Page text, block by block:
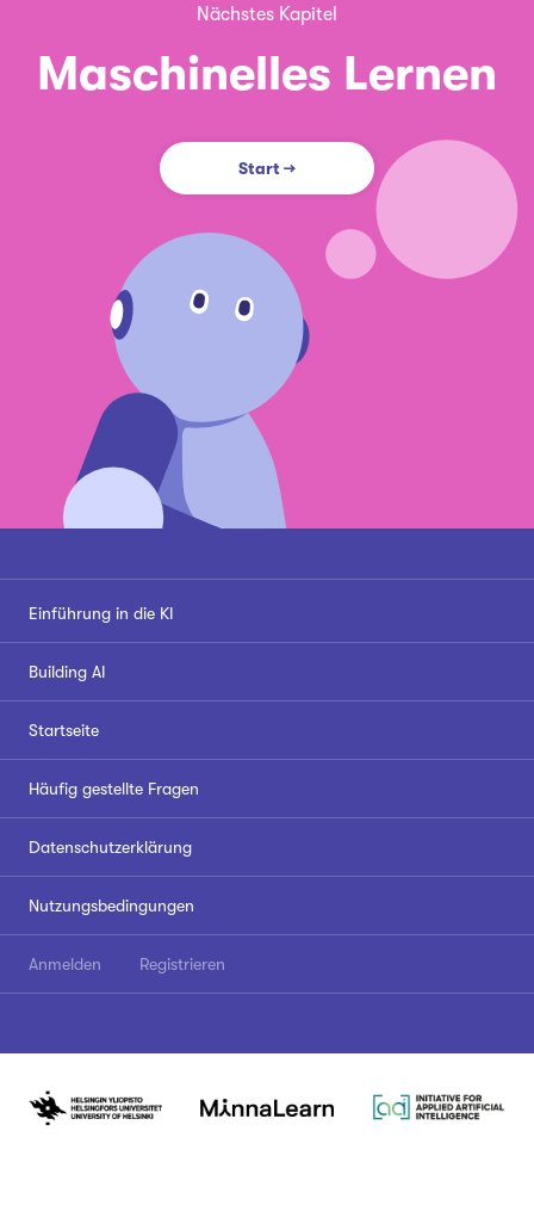
Nächstes Kapitel
Maschinelles Lernen
Start→
Einführung in die KI
Building AI
Startseite
Häufig gestellte Fragen
Datenschutzerklärung
Nutzungsbedingungen
Anmelden Registrieren